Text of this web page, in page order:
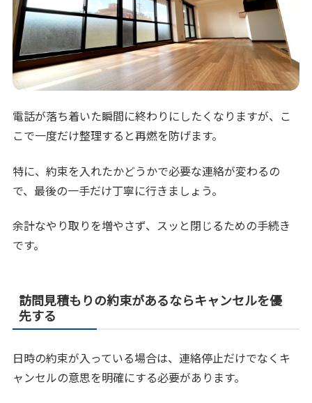
電話が落ち着いた瞬間に終わりにしたくなりますが、こ
こで一度だけ整理すると再燃を防げます。
特に、約束を入れたかどうかで必要な連絡が変わるの
で、最後の一手だけ丁寧に行きましょう。
余計なやり取りを増やさず、スッと閉じるための手続き
です。
訪問見積もりの約束があるならキャンセルを優
先する
日時の約束が入っている場合は、連絡停止だけでなくキ
ャンセルの意思を明確にする必要があります。